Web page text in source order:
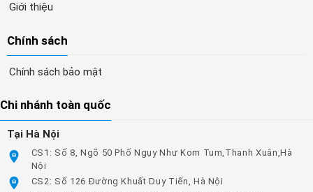
Giới thiệu
Chính sách
Chính sách bảo mật
Chi nhánh toàn quốc
Tại Hà Nội
CS1: Số 8, Ngõ 50 Phố Ngụy Như Kom Tum,Thanh Xuân,Hà
Nội
CS2: Số 126 Đường Khuất Duy Tiến, Hà Nội